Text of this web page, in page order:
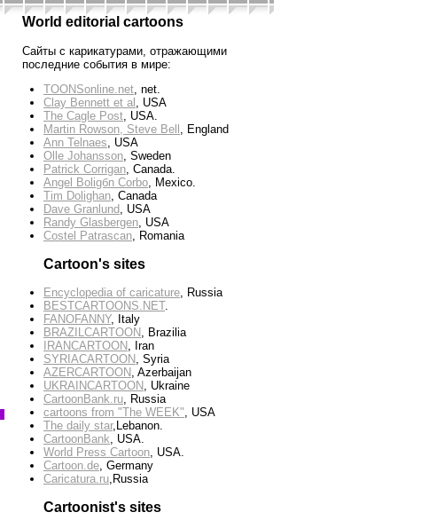
World editorial cartoons
Сайты с карикатурами, отражающими
последние события в мире:
TOONSonline.net , net.
Clay Bennett et al
, USA
The Cagle Post , USA.
Martin Rowson, Steve Bell
, England
Ann Telnaes , USA
Olle Johansson , Sweden
Patrick Corrigan , Canada.
Angel Boligбn Corbo , Mexico.
Tim Dolighan , Canada
Dave Granlund
, USA
Randy Glasbergen , USA
Costel Patrascan , Romania
Cartoon's sites
Encyclopedia of caricature, Russia
BESTCARTOONS.NET.
FANOFANNY, Italy
BRAZILCARTOON, Brazilia
IRANCARTOON, Iran
SYRIACARTOON, Syria
AZERCARTOON, Azerbaijan
UKRAINCARTOON, Ukraine
CartoonBank.ru, Russia
cartoons from "The WEEK", USA
The daily star,Lebanon.
CartoonBank, USA.
World Press Cartoon, USA.
Cartoon.de, Germany
Сaricatura.ru,Russia
Cartoonist's sites